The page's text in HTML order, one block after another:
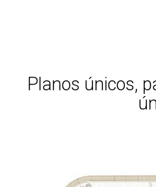
Planos únicos,